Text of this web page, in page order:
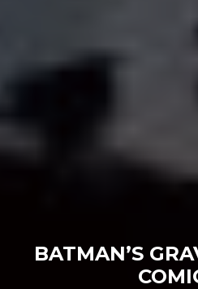
BATMAN’S